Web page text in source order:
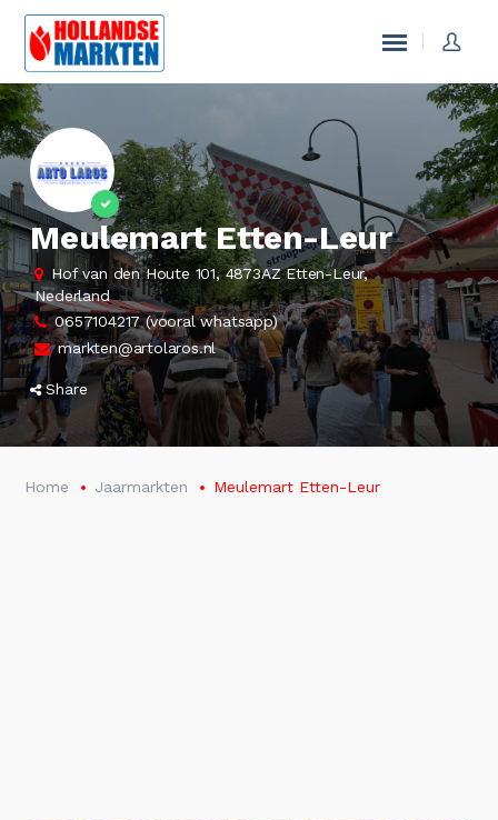
Meulemart Etten-Leur
Hof van den Houte 101, 4873AZ Etten-Leur,
Nederland
0657104217 (vooral whatsapp)
markten@artolaros.nl
Share
Home Jaarmarkten Meulemart Etten-Leur